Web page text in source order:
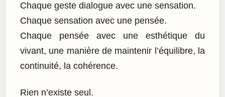
Chaque geste dialogue avec une sensation.
Chaque sensation avec une pensée.
Chaque pensée avec une esthétique du
vivant, une manière de maintenir l’équilibre, la
continuité, la cohérence.
Rien n’existe seul.